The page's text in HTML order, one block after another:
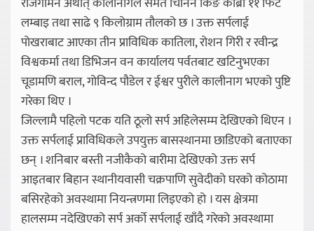
लम्बाइ तथा साढे ९ किलोग्राम तौलको छ । उक्त सर्पलाई
पोखराबाट आएका तीन प्राविधिक कातिला, रोशन गिरी र रवीन्द्र
विश्वकर्मा तथा डिभिजन वन कार्यालय पर्वतबाट खटिनुभएका
चूडामणि बराल, गोविन्द पौडेल र ईश्वर पुरीले कालीनाग भएको पुष्टि
गरेका थिए ।
जिल्लामै पहिलो पटक यति ठूलो सर्प अहिलेसम्म देखिएको थिएन ।
उक्त सर्पलाई प्राविधिकले उपयुक्त बासस्थानमा छाडिएको बताएका
छन् । शनिबार बस्ती नजीकैको बारीमा देखिएको उक्त सर्प
आइतबार बिहान स्थानीयवासी चक्रपाणि सुवेदीको घरको कोठामा
बसिरहेको अवस्थामा नियन्त्रणमा लिइएको हो । यस क्षेत्रमा
हालसम्म नदेखिएको सर्प अर्को सर्पलाई खाँदै गरेको अवस्थामा